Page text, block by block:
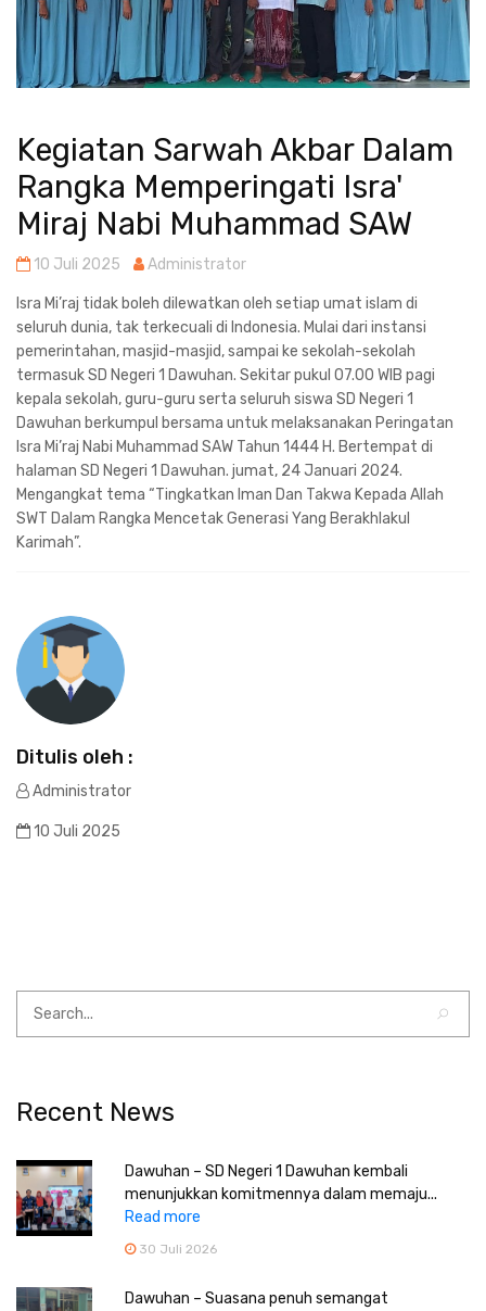
Kegiatan Sarwah Akbar Dalam
Rangka Memperingati Isra'
Miraj Nabi Muhammad SAW
10 Juli 2025 Administrator
Isra Mi’raj tidak boleh dilewatkan oleh setiap umat islam di
seluruh dunia, tak terkecuali di Indonesia. Mulai dari instansi
pemerintahan, masjid-masjid, sampai ke sekolah-sekolah
termasuk SD Negeri 1 Dawuhan. Sekitar pukul 07.00 WIB pagi
kepala sekolah, guru-guru serta seluruh siswa SD Negeri 1
Dawuhan berkumpul bersama untuk melaksanakan Peringatan
Isra Mi’raj Nabi Muhammad SAW Tahun 1444 H. Bertempat di
halaman SD Negeri 1 Dawuhan. jumat, 24 Januari 2024.
Mengangkat tema “Tingkatkan Iman Dan Takwa Kepada Allah
SWT Dalam Rangka Mencetak Generasi Yang Berakhlakul
Karimah”.
Ditulis oleh :
Administrator
10 Juli 2025
Recent News
Dawuhan – SD Negeri 1 Dawuhan kembali
menunjukkan komitmennya dalam memaju...
Read more
30 Juli 2026
Dawuhan – Suasana penuh semangat